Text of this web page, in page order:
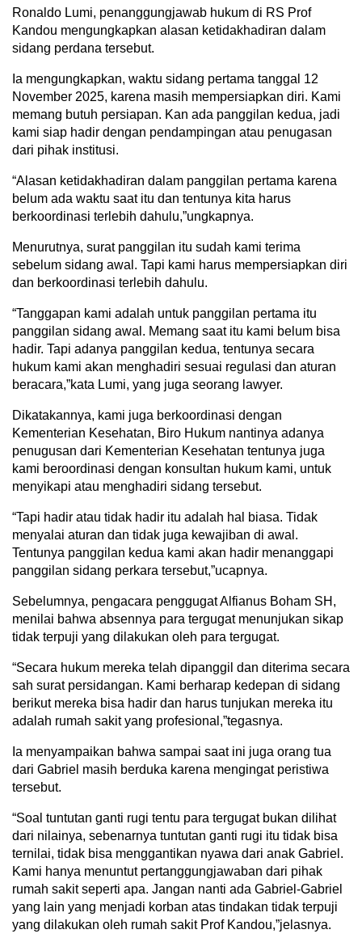
Ronaldo Lumi, penanggungjawab hukum di RS Prof
Kandou mengungkapkan alasan ketidakhadiran dalam
sidang perdana tersebut.
Ia mengungkapkan, waktu sidang pertama tanggal 12
November 2025, karena masih mempersiapkan diri. Kami
memang butuh persiapan. Kan ada panggilan kedua, jadi
kami siap hadir dengan pendampingan atau penugasan
dari pihak institusi.
“Alasan ketidakhadiran dalam panggilan pertama karena
belum ada waktu saat itu dan tentunya kita harus
berkoordinasi terlebih dahulu,”ungkapnya.
Menurutnya, surat panggilan itu sudah kami terima
sebelum sidang awal. Tapi kami harus mempersiapkan diri
dan berkoordinasi terlebih dahulu.
“Tanggapan kami adalah untuk panggilan pertama itu
panggilan sidang awal. Memang saat itu kami belum bisa
hadir. Tapi adanya panggilan kedua, tentunya secara
hukum kami akan menghadiri sesuai regulasi dan aturan
beracara,”kata Lumi, yang juga seorang lawyer.
Dikatakannya, kami juga berkoordinasi dengan
Kementerian Kesehatan, Biro Hukum nantinya adanya
penugusan dari Kementerian Kesehatan tentunya juga
kami beroordinasi dengan konsultan hukum kami, untuk
menyikapi atau menghadiri sidang tersebut.
“Tapi hadir atau tidak hadir itu adalah hal biasa. Tidak
menyalai aturan dan tidak juga kewajiban di awal.
Tentunya panggilan kedua kami akan hadir menanggapi
panggilan sidang perkara tersebut,”ucapnya.
Sebelumnya, pengacara penggugat Alfianus Boham SH,
menilai bahwa absennya para tergugat menunjukan sikap
tidak terpuji yang dilakukan oleh para tergugat.
“Secara hukum mereka telah dipanggil dan diterima secara
sah surat persidangan. Kami berharap kedepan di sidang
berikut mereka bisa hadir dan harus tunjukan mereka itu
adalah rumah sakit yang profesional,”tegasnya.
Ia menyampaikan bahwa sampai saat ini juga orang tua
dari Gabriel masih berduka karena mengingat peristiwa
tersebut.
“Soal tuntutan ganti rugi tentu para tergugat bukan dilihat
dari nilainya, sebenarnya tuntutan ganti rugi itu tidak bisa
ternilai, tidak bisa menggantikan nyawa dari anak Gabriel.
Kami hanya menuntut pertanggungjawaban dari pihak
rumah sakit seperti apa. Jangan nanti ada Gabriel-Gabriel
yang lain yang menjadi korban atas tindakan tidak terpuji
yang dilakukan oleh rumah sakit Prof Kandou,”jelasnya.